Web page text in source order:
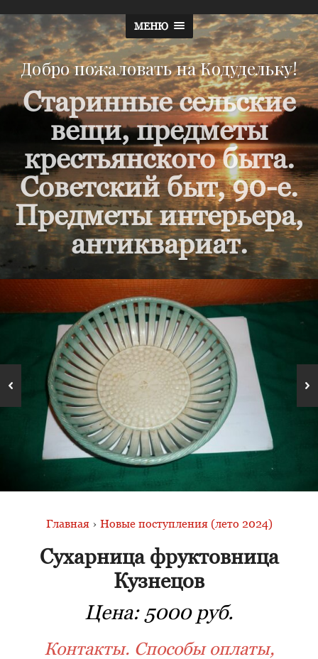
МЕНЮ
Добро пожаловать на Кодудельку!
Старинные сельские
вещи, предметы
крестьянского быта.
Советский быт, 90-е.
Предметы интерьера,
антиквариат.
Главная › Новые поступления (лето 2024)
Сухарница фруктовница
Кузнецов
Цена: 5000 руб.
Контакты. Способы оплаты,